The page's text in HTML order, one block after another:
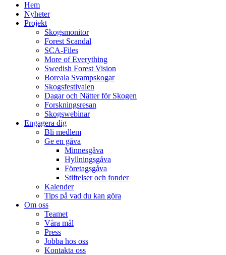
Hem
Nyheter
Projekt
Skogsmonitor
Forest Scandal
SCA-Files
More of Everything
Swedish Forest Vision
Boreala Svampskogar
Skogsfestivalen
Dagar och Nätter för Skogen
Forskningsresan
Skogswebinar
Engagera dig
Bli medlem
Ge en gåva
Minnesgåva
Hyllningsgåva
Företagsgåva
Stiftelser och fonder
Kalender
Tips på vad du kan göra
Om oss
Teamet
Våra mål​
Press
Jobba hos oss
Kontakta oss